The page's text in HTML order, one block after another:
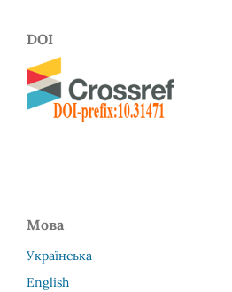
DOI
Мова
Українська
English